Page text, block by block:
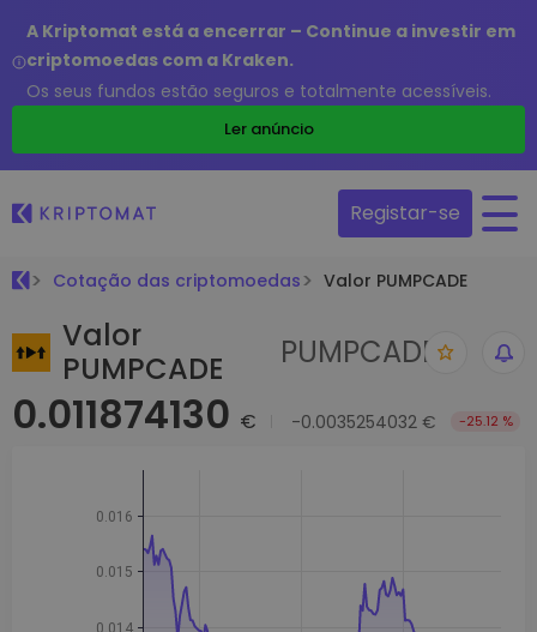
A Kriptomat está a encerrar – Continue a investir em
criptomoedas com a Kraken.
Os seus fundos estão seguros e totalmente acessíveis.
Ler anúncio
Registar-se
Cotação das criptomoedas Valor PUMPCADE
Valor
PUMPCADE
PUMPCADE
0.011874130 € -0.0035254032 € -25.12 %